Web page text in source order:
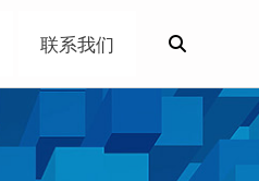
联系我们